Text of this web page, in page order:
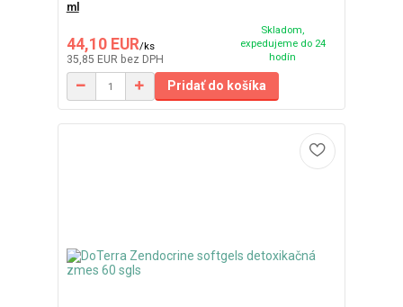
ml
44,10 EUR/ks
35,85 EUR bez DPH
Skladom,
expedujeme do 24
hodín
Pridať do košíka